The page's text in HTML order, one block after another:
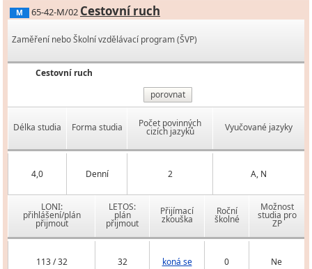
M 65-42-M/02 Cestovní ruch
Zaměření nebo Školní vzdělávací program (ŠVP)
Cestovní ruch
porovnat
Délka studia Forma studia Počet povinných
cizích jazyků Vyučované jazyky
4,0 Denní 2 A, N
LONI:
přihlášení/plán
přijmout
LETOS:
plán
přijmout
Přijímací
zkouška
Roční
školné
Možnost
studia pro
ZP
113 / 32 32 koná se 0 Ne